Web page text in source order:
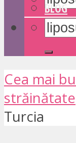
BLOG
Cea mai
străinătate
Turcia